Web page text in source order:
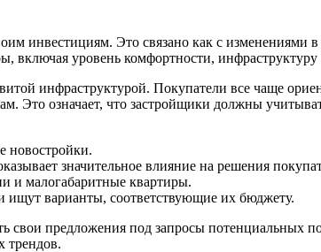
инвестициям. Это связано как с изменениями
уровень комфортности, инфраструктуру
инфраструктурой. Покупатели все чаще
Это означает, что застройщики должны
новостройки.
значительное влияние на решения
и малогабаритные квартиры.
ищут варианты, соответствующие их бюджету.
свои предложения под запросы потенциальных
трендов.